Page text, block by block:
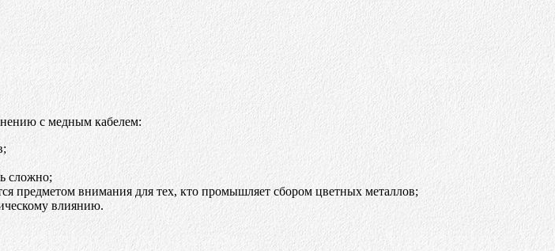
с медным кабелем:
сложно;
предметом внимания для тех, кто промышляет сбором цветных металлов;
влиянию.